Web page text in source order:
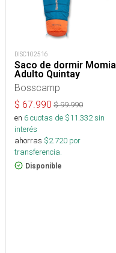
DISC102516
Saco de dormir Momia
Adulto Quintay
Bosscamp
$ 67.990 $99.990
en 6cuotas de $11.332sin
interés
ahorras $2.720 por
transferencia.
Disponible